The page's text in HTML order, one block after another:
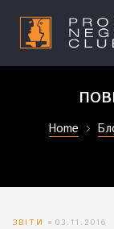
Home
ЗВІТИ 03.11.2016